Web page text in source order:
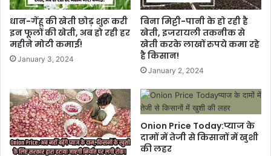
धान-गेंहू की खेती छोड़ शुरू करी
इन फूलों की खेती, अब हो रही हर
महीने मोटी कमाई!
January 3, 2024
बिना मिट्टी-पानी के हो रही है
खेती, इजरायली तकनीक से
खेती करके लाखों रुपये कमा रहे
है किसान!
January 2, 2024
Onion Price Today:प्याज के
दामों में तेजी से किसानों में खुशी
की लहर